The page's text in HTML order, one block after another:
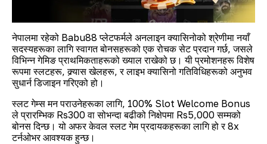
नेपालमा रहेको Babu88 प्लेटफर्मले अनलाइन क्यासिनोको श्रेणीमा नयाँ
सदस्यहरूका लागि स्वागत बोनसहरूको एक रोचक सेट प्रदान गर्छ, जसले
विभिन्न गेमिङ प्राथमिकताहरूको ख्याल राखेको छ। यी प्रमोशनहरू विशेष
रूपमा स्लटहरू, क्र्यास खेलहरू, र लाइभ क्यासिनो गतिविधिहरूको अनुभव
सुधार्न डिजाइन गरिएको हो।
स्लट गेम्स मन पराउनेहरूका लागि, 100% Slot Welcome Bonus
ले प्रारम्भिक Rs300 वा सोभन्दा बढीको निक्षेपमा Rs5,000 सम्मको
बोनस दिन्छ। यो अफर केवल स्लट गेम प्रदायकहरूका लागि हो र 8x
टर्नओभर आवश्यक हुन्छ।